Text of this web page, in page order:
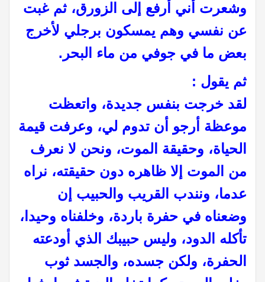
وشعرت أني أرفع إلى الزورق، ثم غبت
عن نفسي وهم يمسكون برجلي لأخرج
بعض ما في جوفي من ماء البحر.
ثم يقول :
لقد خرجت بنفس جديدة، واتعظت
موعظة أرجو أن تدوم لي، وعرفت قيمة
الحياة، وحقيقة الموت، ونحن لا نعرف
من الموت إلا ظاهره دون حقيقته، نراه
عدما، ونندب القريب والحبيب إن
وضعناه في حفرة باردة، وخلفناه وحيدا،
تأكله الدود، وليس حبيبك الذي أودعته
الحفرة، ولكن جسده، والجسد ثوب